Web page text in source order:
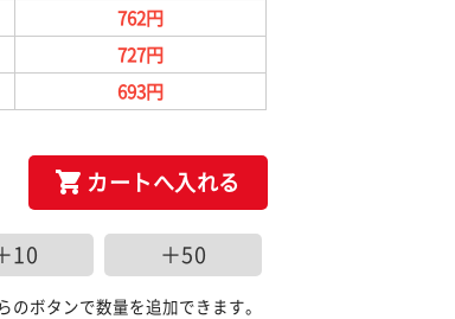
762円
727円
693円
カートへ入れる
10 ＋50
のボタンで数量を追加できます。